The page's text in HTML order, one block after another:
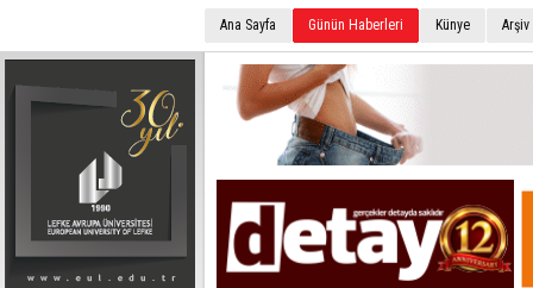
Ana Sayfa Günün Haberleri Künye Arşiv